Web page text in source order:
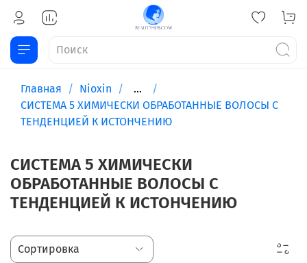
Главная Nioxin
...
СИСТЕМА 5 ХИМИЧЕСКИ ОБРАБОТАННЫЕ ВОЛОСЫ С
ТЕНДЕНЦИЕЙ К ИСТОНЧЕНИЮ
СИСТЕМА 5 ХИМИЧЕСКИ
ОБРАБОТАННЫЕ ВОЛОСЫ С
ТЕНДЕНЦИЕЙ К ИСТОНЧЕНИЮ